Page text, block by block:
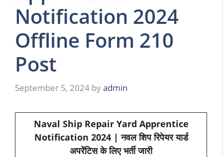
Notification 2024
Offline Form 210
Post
September 5, 2024 byadmin
Naval Ship Repair Yard Apprentice
Notification 2024 | नवल शिप रिपेयर यार्ड
अपरेंटिस के लिए भर्ती जारी